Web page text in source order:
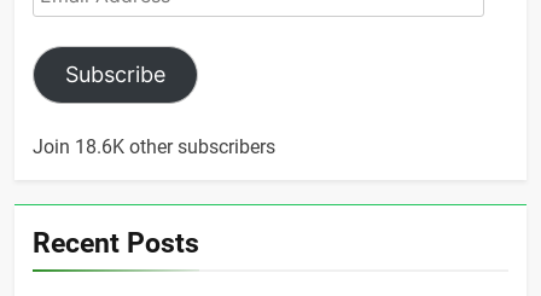
Address
Subscribe
Join 18.6K other subscribers
Recent Posts